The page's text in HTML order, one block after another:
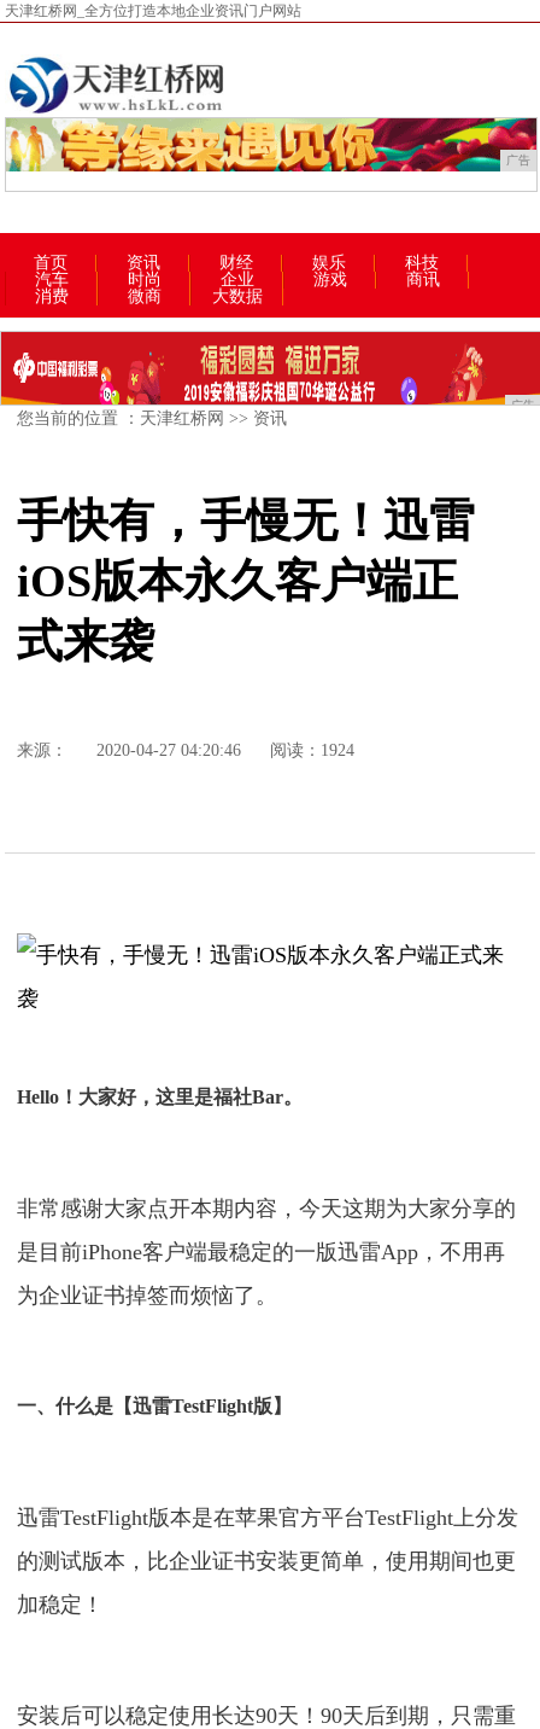
天津红桥网_全方位打造本地企业资讯门户网站
广告
首页 资讯 财经 娱乐
科技
汽车
时尚 企业 游戏
商讯
消费
微商 大数据
广告
您当前的位置 ： 天津红桥网 >> 资讯
手快有，手慢无！迅雷
iOS版本永久客户端正
式来袭
来源： 2020-04-27 04:20:46 阅读：1924
Hello！大家好，这里是福社Bar。
非常感谢大家点开本期内容，今天这期为大家分享的
是目前iPhone客户端最稳定的一版迅雷App，不用再
为企业证书掉签而烦恼了。
一、什么是【迅雷TestFlight版】
迅雷TestFlight版本是在苹果官方平台TestFlight上分发
的测试版本，比企业证书安装更简单，使用期间也更
加稳定！
安装后可以稳定使用长达90天！90天后到期，只需重